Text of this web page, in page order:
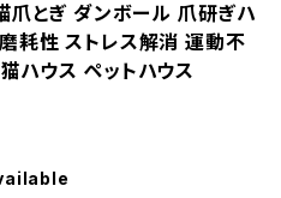
爪とぎ ダンボール 爪研ぎハ
耗性 ストレス解消 運動不
ハウス ペットハウス